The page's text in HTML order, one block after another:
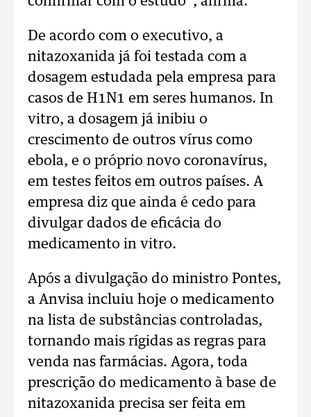
De acordo com o executivo, a
nitazoxanida já foi testada com a
dosagem estudada pela empresa para
casos de H1N1 em seres humanos. In
vitro, a dosagem já inibiu o
crescimento de outros vírus como
ebola, e o próprio novo coronavírus,
em testes feitos em outros países. A
empresa diz que ainda é cedo para
divulgar dados de eficácia do
medicamento in vitro.
Após a divulgação do ministro Pontes,
a Anvisa incluiu hoje o medicamento
na lista de substâncias controladas,
tornando mais rígidas as regras para
venda nas farmácias. Agora, toda
prescrição do medicamento à base de
nitazoxanida precisa ser feita em